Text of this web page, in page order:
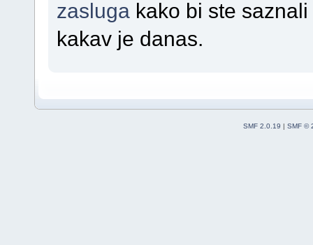
zasluga kako bi ste
kakav je danas.
SMF 2.0.19 | SMF ©